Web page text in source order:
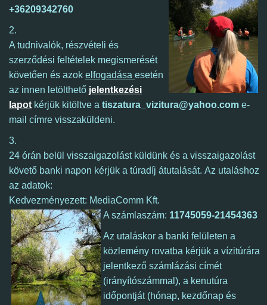
+36209342760
2.
A tudnivalók, részvételi és
szerződési feltételek megismerését
követően és azok elfogadása esetén
az innen letölthető jelentkezési
lapot kérjük kitöltve a tiszatura_vizitura@yahoo.com e-
mail címre visszaküldeni.
3.
24 órán belül visszaigazolást küldünk és a visszaigazolást
követő banki napon kérjük a túradíj átutalását. Az utaláshoz
az adatok:
Kedvezményezett: MediaComm Kft.
A számlaszám: 11745059-21454363
Az utaláskor a banki felületen a
közlemény rovatba kérjük a vízitúrára
jelentkező számlázási címét
(irányítószámmal), a kenutúra
időpontját (hónap, kezdőnap és